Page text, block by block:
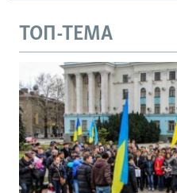
ТОП-ТЕМА